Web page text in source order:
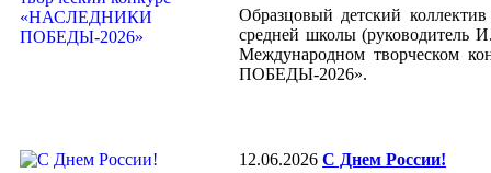
Образцовый детский
средней школы (руководитель
Международном творческом
ПОБЕДЫ-2026».
12.06.2026 С Днем России!